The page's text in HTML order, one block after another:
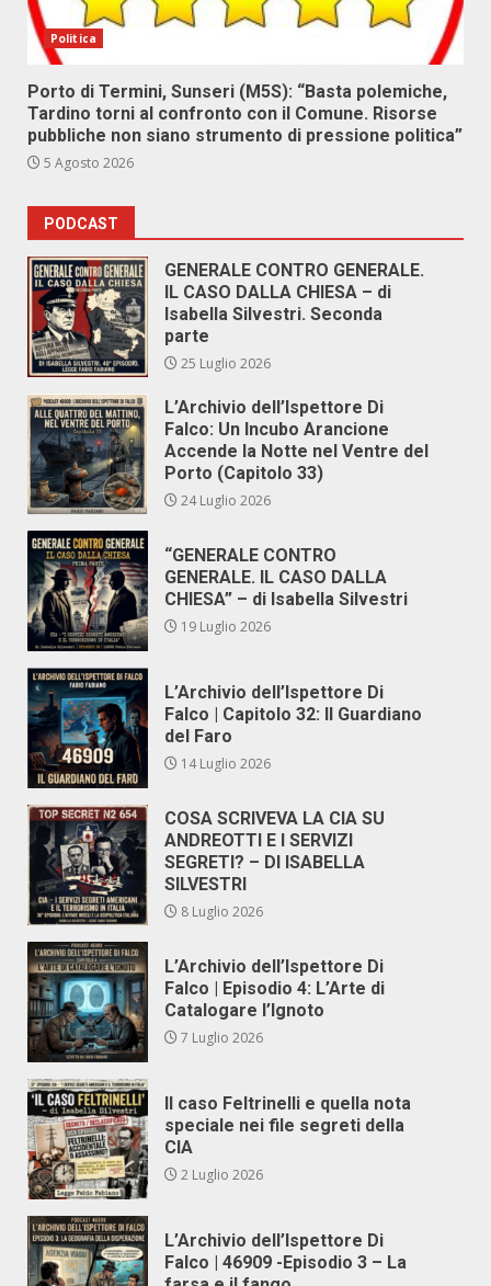
Politica
Porto di Termini, Sunseri (M5S): “Basta polemiche,
Tardino torni al confronto con il Comune. Risorse
pubbliche non siano strumento di pressione politica”
5 Agosto 2026
PODCAST
GENERALE CONTRO GENERALE.
IL CASO DALLA CHIESA – di
Isabella Silvestri. Seconda
parte
25 Luglio 2026
L’Archivio dell’Ispettore Di
Falco: Un Incubo Arancione
Accende la Notte nel Ventre del
Porto (Capitolo 33)
24 Luglio 2026
“GENERALE CONTRO
GENERALE. IL CASO DALLA
CHIESA” – di Isabella Silvestri
19 Luglio 2026
L’Archivio dell’Ispettore Di
Falco | Capitolo 32: Il Guardiano
del Faro
14 Luglio 2026
COSA SCRIVEVA LA CIA SU
ANDREOTTI E I SERVIZI
SEGRETI? – DI ISABELLA
SILVESTRI
8 Luglio 2026
L’Archivio dell’Ispettore Di
Falco | Episodio 4: L’Arte di
Catalogare l’Ignoto
7 Luglio 2026
Il caso Feltrinelli e quella nota
speciale nei file segreti della
CIA
2 Luglio 2026
L’Archivio dell’Ispettore Di
Falco | 46909 -Episodio 3 – La